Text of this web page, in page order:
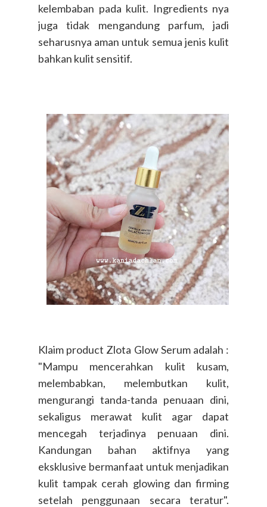
kelembaban pada kulit. Ingredients nya
juga tidak mengandung parfum, jadi
seharusnya aman untuk semua jenis kulit
bahkan kulit sensitif.
Klaim product Zlota Glow Serum adalah :
"Mampu mencerahkan kulit kusam,
melembabkan, melembutkan kulit,
mengurangi tanda-tanda penuaan dini,
sekaligus merawat kulit agar dapat
mencegah terjadinya penuaan dini.
Kandungan bahan aktifnya yang
eksklusive bermanfaat untuk menjadikan
kulit tampak cerah glowing dan firming
setelah penggunaan secara teratur".